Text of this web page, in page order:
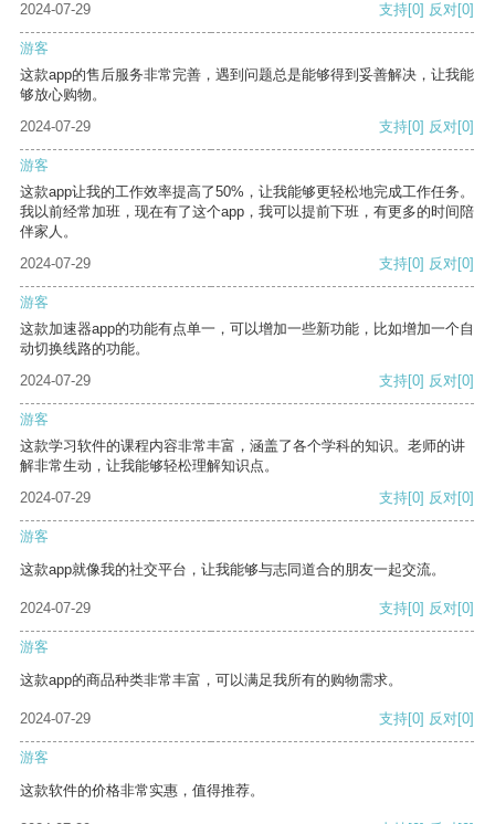
2024-07-29 支持[0] 反对[0]
游客
这款app的售后服务非常完善，遇到问题总是能够得到妥善解决，让我能
够放心购物。
2024-07-29
支持[0] 反对[0]
游客
这款app让我的工作效率提高了50%，让我能够更轻松地完成工作任务。
我以前经常加班，现在有了这个app，我可以提前下班，有更多的时间陪
伴家人。
2024-07-29
支持[0] 反对[0]
游客
这款加速器app的功能有点单一，可以增加一些新功能，比如增加一个自
动切换线路的功能。
2024-07-29
支持[0] 反对[0]
游客
这款学习软件的课程内容非常丰富，涵盖了各个学科的知识。老师的讲
解非常生动，让我能够轻松理解知识点。
2024-07-29
支持[0] 反对[0]
游客
这款app就像我的社交平台，让我能够与志同道合的朋友一起交流。
2024-07-29 支持[0] 反对[0]
游客
这款app的商品种类非常丰富，可以满足我所有的购物需求。
2024-07-29 支持[0] 反对[0]
游客
这款软件的价格非常实惠，值得推荐。